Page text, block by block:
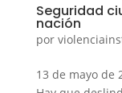
Seguridad
nación
por
13 de mayo de